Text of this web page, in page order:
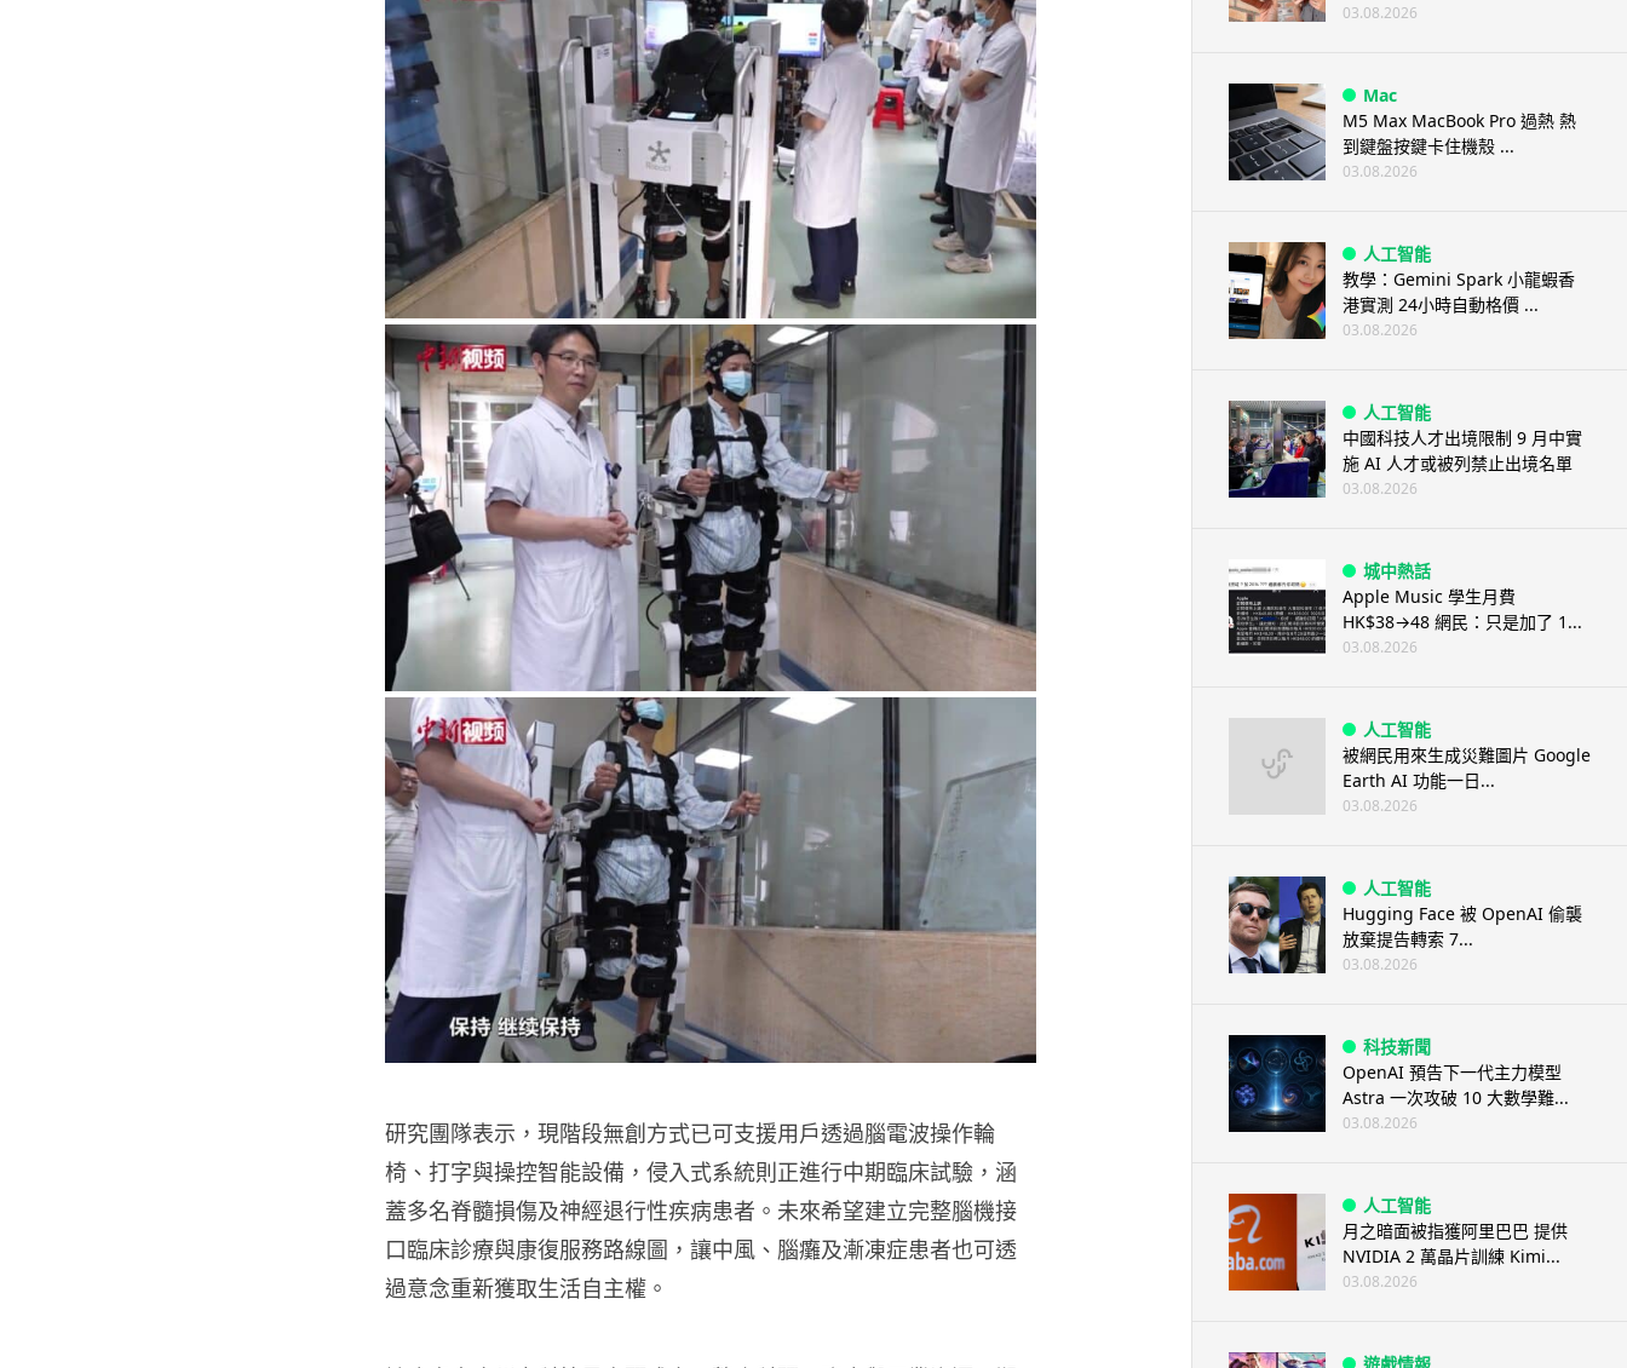
研究團隊表示，現階段無創方式已可支援用戶透過腦電波操作輪
椅、打字與操控智能設備，侵入式系統則正進行中期臨床試驗，涵
蓋多名脊髓損傷及神經退行性疾病患者。未來希望建立完整腦機接
口臨床診療與康復服務路線圖，讓中風、腦癱及漸凍症患者也可透
過意念重新獲取生活自主權。
03.08.2026
Mac
M5 Max MacBook Pro 過熱 熱
到鍵盤按鍵卡住機殼 ...
03.08.2026
人工智能
教學：Gemini Spark 小龍蝦香
港實測 24小時自動格價 ...
03.08.2026
人工智能
中國科技人才出境限制 9 月中實
施 AI 人才或被列禁止出境名單
03.08.2026
城中熱話
Apple Music 學生月費
HK$38→48 網民：只是加了 1...
03.08.2026
人工智能
被網民用來生成災難圖片 Google
Earth AI 功能一日...
03.08.2026
人工智能
Hugging Face 被 OpenAI 偷襲
放棄提告轉索 7...
03.08.2026
科技新聞
OpenAI 預告下一代主力模型
Astra 一次攻破 10 大數學難...
03.08.2026
人工智能
月之暗面被指獲阿里巴巴 提供
NVIDIA 2 萬晶片訓練 Kimi...
03.08.2026